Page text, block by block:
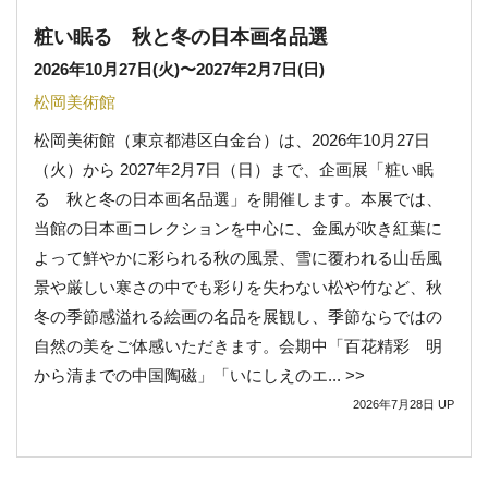
粧い眠る 秋と冬の日本画名品選
2026年10月27日(火)〜2027年2月7日(日)
松岡美術館
松岡美術館（東京都港区白金台）は、2026年10月27日
（火）から 2027年2月7日（日）まで、企画展「粧い眠
る 秋と冬の日本画名品選」を開催します。本展では、
当館の日本画コレクションを中心に、金風が吹き紅葉に
よって鮮やかに彩られる秋の風景、雪に覆われる山岳風
景や厳しい寒さの中でも彩りを失わない松や竹など、秋
冬の季節感溢れる絵画の名品を展観し、季節ならではの
自然の美をご体感いただきます。会期中「百花精彩 明
から清までの中国陶磁」「いにしえのエ... >>
2026年7月28日 UP